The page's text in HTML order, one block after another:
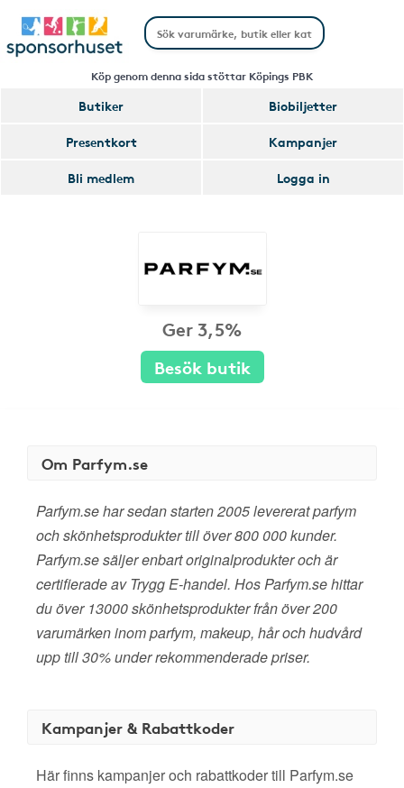
Köp genom denna sida stöttar Köpings PBK
Butiker
Biobiljetter
Presentkort
Kampanjer
Bli medlem
Logga in
Ger 3,5%
Besök butik
Om Parfym.se
Parfym.se har sedan starten 2005 levererat parfym
och skönhetsprodukter till över 800 000 kunder.
Parfym.se säljer enbart originalprodukter och är
certifierade av Trygg E-handel. Hos Parfym.se hittar
du över 13000 skönhetsprodukter från över 200
varumärken inom parfym, makeup, hår och hudvård
upp till 30% under rekommenderade priser.
Kampanjer & Rabattkoder
Här finns kampanjer och rabattkoder till Parfym.se